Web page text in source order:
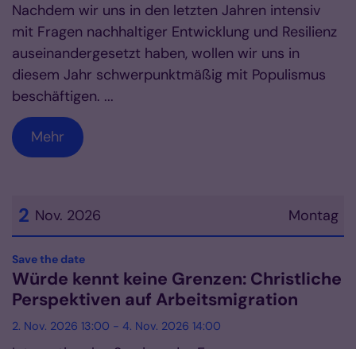
Nachdem wir uns in den letzten Jahren intensiv
mit Fragen nachhaltiger Entwicklung und Resilienz
auseinandergesetzt haben, wollen wir uns in
diesem Jahr schwerpunktmäßig mit Populismus
beschäftigen. ...
Mehr
Montag
2 Nov. 2026
Datum: 2. November 2026
Save the date:
Würde kennt keine Grenzen: Christliche
Perspektiven auf Arbeitsmigration
2. Nov. 2026 13:00 - 4. Nov. 2026 14:00